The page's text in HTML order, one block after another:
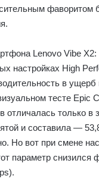
фаворитом
настройках High
в ущерб
тесте Epic
отличалась только в
и составила —
Но вот при смене
параметр снизился